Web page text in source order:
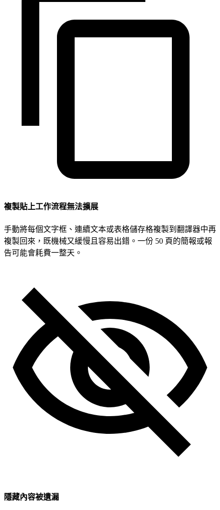
複製貼上工作流程無法擴展
手動將每個文字框、連續文本或表格儲存格複製到翻譯器中再
複製回來，既機械又緩慢且容易出錯。一份 50 頁的簡報或報
告可能會耗費一整天。
隱藏內容被遺漏